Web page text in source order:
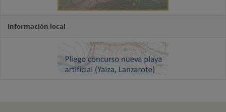
Información local